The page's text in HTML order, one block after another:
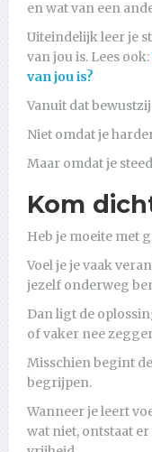
en wat van een
Uiteindelijk leer je
van jou is. Lees ook:
van jou is?
Vanuit dat
Niet omdat je
Maar omdat je
Kom
Heb je moeite met
Voel je je vaak
jezelf onderweg
Dan ligt de
of vaker nee
Misschien begint
begrijpen.
Wanneer je leert
wat niet, ontstaat